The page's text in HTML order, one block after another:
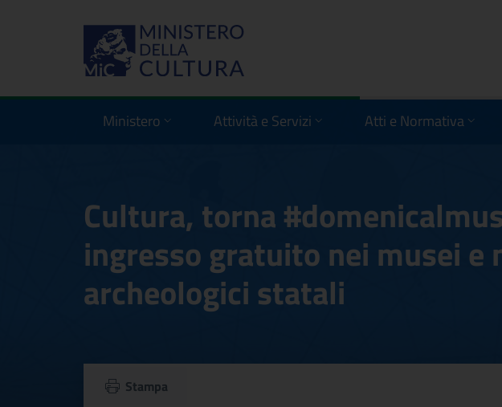
Ministero Attività e Servizi Atti e Normativa
Cultura, torna
ingresso gratuito nei musei e
archeologici statali
Cultura, torna
Stampa